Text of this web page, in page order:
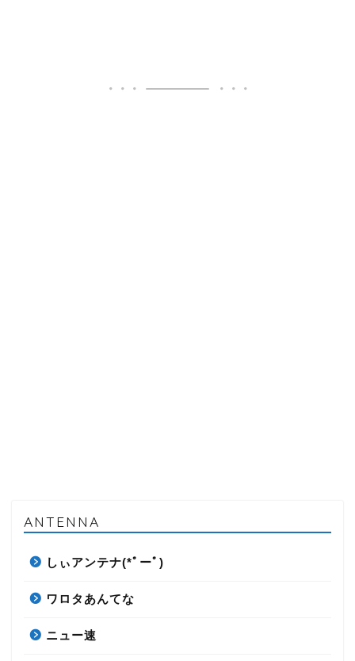
ANTENNA
しぃアンテナ(*ﾟーﾟ)
ワロタあんてな
ニュー速